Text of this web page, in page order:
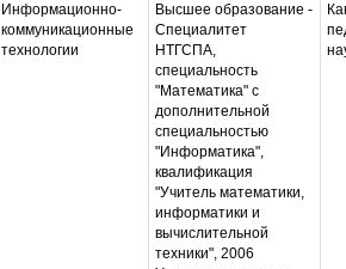
Информационно-
коммуникационные
технологии
Высшее образование -
Специалитет
НТГСПА,
специальность
"Математика" с
дополнительной
специальностью
"Информатика",
квалификация
"Учитель математики,
информатики и
вычислительной
техники", 2006